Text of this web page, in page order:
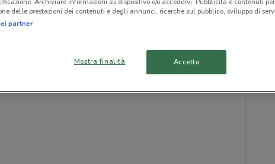
Archiviare informazioni su dispositivo e/o accedervi. Pubblicità e contenuti
delle prestazioni dei contenuti e degli annunci, ricerche sul pubblico, sviluppo di
partner
Mostra finalità Accetto